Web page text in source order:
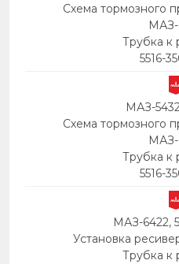
Схема тормозного
МАЗ-
Трубка к
5516-
МАЗ-
Схема тормозного
МАЗ-
Трубка к
5516-
МАЗ-6422,
Установка
Трубка к